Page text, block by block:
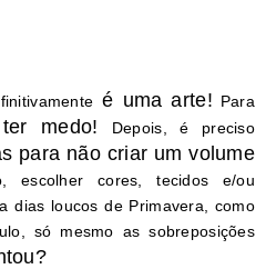
é uma arte! Para
medo!
Depois, é preciso
para não criar um volume
escolher cores, tecidos e/ou
dias loucos de Primavera, como
só mesmo as sobreposições